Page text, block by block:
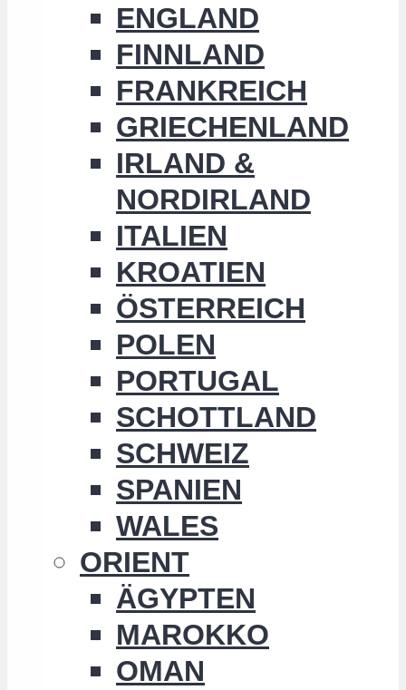
ENGLAND
FINNLAND
FRANKREICH
GRIECHENLAND
IRLAND &
NORDIRLAND
ITALIEN
KROATIEN
ÖSTERREICH
POLEN
PORTUGAL
SCHOTTLAND
SCHWEIZ
SPANIEN
WALES
ORIENT
ÄGYPTEN
MAROKKO
OMAN